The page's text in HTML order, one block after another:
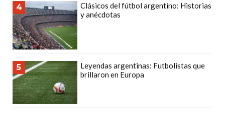
CREATINA
Y
PRE
ENTRENO
CON
ASESORAMIENTO
PROFESIONAL
QUÉ
4
Clásicos del fútbol argentino: Historias
y anécdotas
5
Leyendas argentinas: Futbolistas que
brillaron en Europa